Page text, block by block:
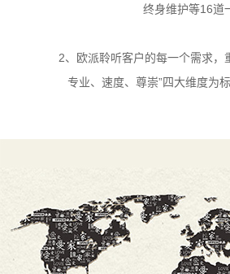
终身维护等16道
2、欧派聆听客户的每一个需求，
专业、速度、尊崇”四大维度为